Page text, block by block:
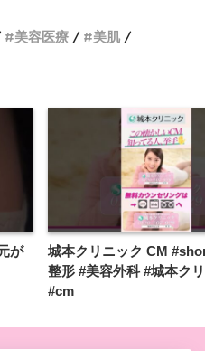
美容医療
美肌
が
城本クリニック CM
整形 #美容外科 #城本ク
#cm